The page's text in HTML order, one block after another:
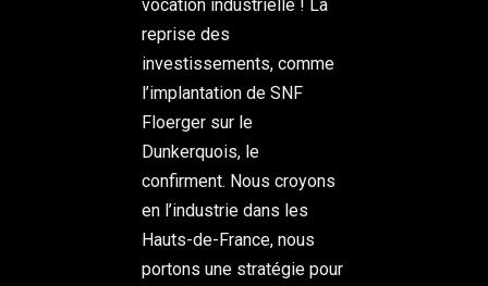
vocation industrielle ! La
reprise des
investissements, comme
l’implantation de SNF
Floerger sur le
Dunkerquois, le
confirment. Nous croyons
en l’industrie dans les
Hauts-de-France, nous
portons une stratégie pour